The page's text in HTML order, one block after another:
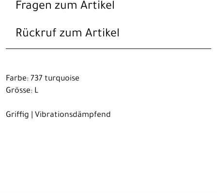
Fragen zum Artikel
Rückruf zum Artikel
Farbe: 737 turquoise
Grösse: L
Griffig | Vibrationsdämpfend